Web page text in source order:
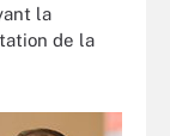
la
de la